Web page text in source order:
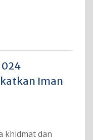
024
Iman
khidmat dan